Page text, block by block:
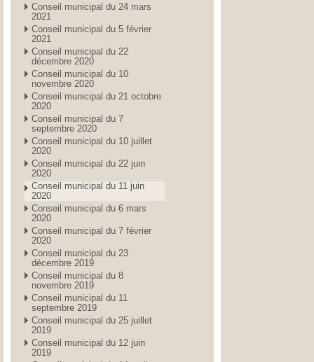
Conseil municipal du 24 mars
2021
Conseil municipal du 5 février
2021
Conseil municipal du 22
décembre 2020
Conseil municipal du 10
novembre 2020
Conseil municipal du 21 octobre
2020
Conseil municipal du 7
septembre 2020
Conseil municipal du 10 juillet
2020
Conseil municipal du 22 juin
2020
Conseil municipal du 11 juin
2020
Conseil municipal du 6 mars
2020
Conseil municipal du 7 février
2020
Conseil municipal du 23
décembre 2019
Conseil municipal du 8
novembre 2019
Conseil municipal du 11
septembre 2019
Conseil municipal du 25 juillet
2019
Conseil municipal du 12 juin
2019